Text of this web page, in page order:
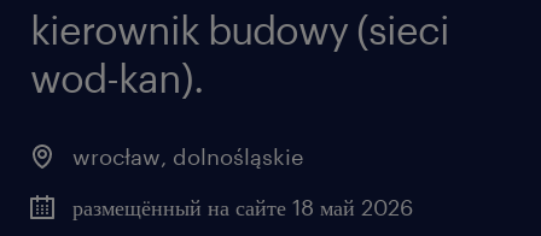
kierownik budowy (sieci
wod-kan).
wrocław, dolnośląskie
размещённый на сайте 18 май 2026